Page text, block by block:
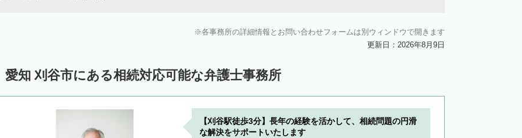
各事務所の詳細情報とお問い合わせフォームは別ウィンドウで開きます
更新日：2026年8月9日
愛知 刈谷市にある相続対応可能な弁護士事務所
【刈谷駅徒歩3分】長年の経験を活かして、相続問題の円滑
な解決をサポートいたします